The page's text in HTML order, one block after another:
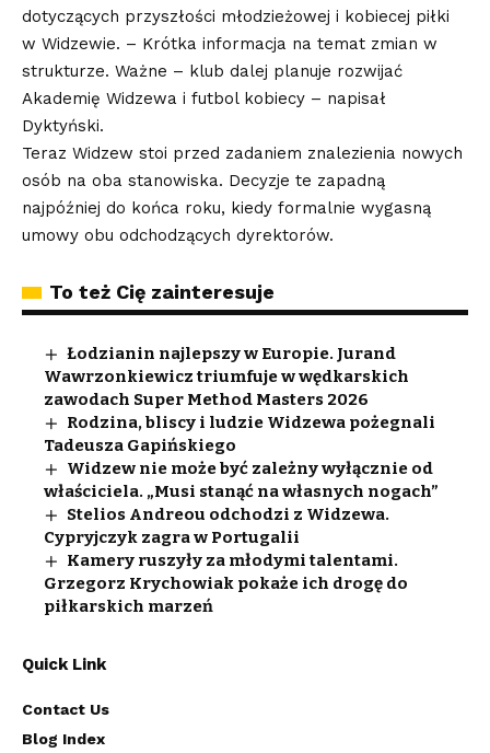
dotyczących przyszłości młodzieżowej i kobiecej piłki
w Widzewie. – Krótka informacja na temat zmian w
strukturze. Ważne – klub dalej planuje rozwijać
Akademię Widzewa i futbol kobiecy – napisał
Dyktyński.
Teraz Widzew stoi przed zadaniem znalezienia nowych
osób na oba stanowiska. Decyzje te zapadną
najpóźniej do końca roku, kiedy formalnie wygasną
umowy obu odchodzących dyrektorów.
To też Cię zainteresuje
Łodzianin najlepszy w Europie. Jurand
Wawrzonkiewicz triumfuje w wędkarskich
zawodach Super Method Masters 2026
Rodzina, bliscy i ludzie Widzewa pożegnali
Tadeusza Gapińskiego
Widzew nie może być zależny wyłącznie od
właściciela. „Musi stanąć na własnych nogach”
Stelios Andreou odchodzi z Widzewa.
Cypryjczyk zagra w Portugalii
Kamery ruszyły za młodymi talentami.
Grzegorz Krychowiak pokaże ich drogę do
piłkarskich marzeń
Quick Link
Contact Us
Blog Index